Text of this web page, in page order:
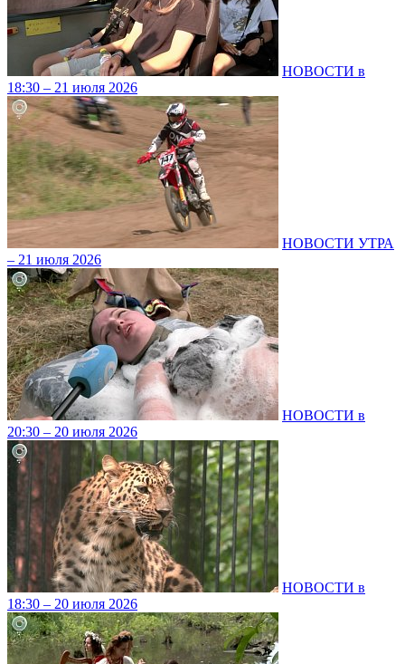
НОВОСТИ в
18:30 – 21 июля 2026
НОВОСТИ УТРА
– 21 июля 2026
НОВОСТИ в
20:30 – 20 июля 2026
НОВОСТИ в
18:30 – 20 июля 2026